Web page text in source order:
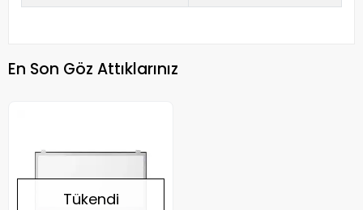
En Son Göz Attıklarınız
Tükendi